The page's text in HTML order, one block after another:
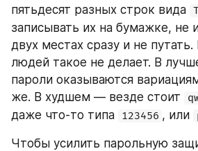
пятьдесят разных строк вида
записывать их на бумажке, не
двух местах сразу и не
людей такое не делает. В
пароли оказываются
же. В худшем — везде стоит
даже что-то типа 123456 , или
Чтобы усилить парольную